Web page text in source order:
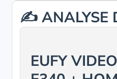
✍️ ANALYSE
EUFY